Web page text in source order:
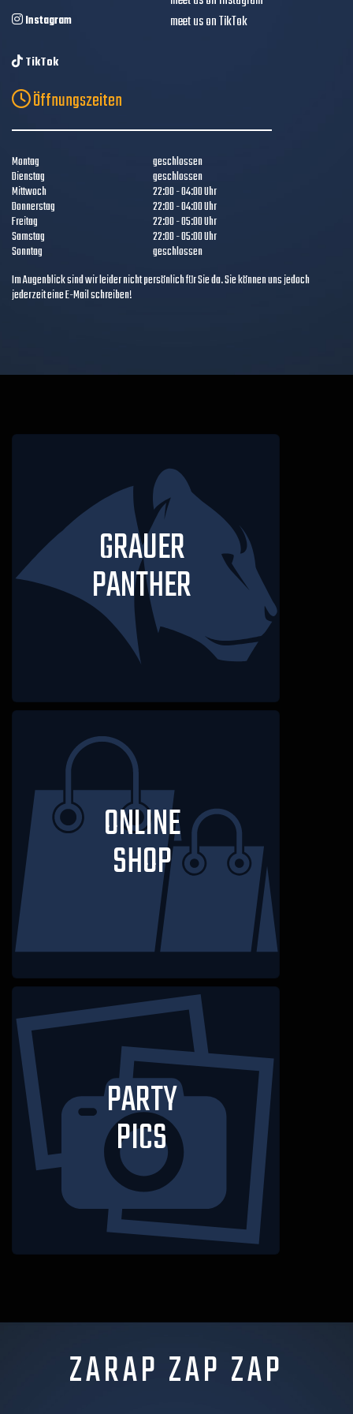
Instagram
TikTok
meet us on TikTok
Öffnungszeiten
Montag
Dienstag
Mittwoch
Donnerstag
Freitag
Samstag
Sonntag
geschlossen
geschlossen
22:00 - 04:00 Uhr
22:00 - 04:00 Uhr
22:00 - 05:00 Uhr
22:00 - 05:00 Uhr
geschlossen
Im Augenblick sind wir leider nicht persönlich für Sie da. Sie können uns jedoch
jederzeit eine E-Mail schreiben!
GRAUER
PANTHER
ONLINE
SHOP
PARTY
PICS
ZARAP ZAP ZAP